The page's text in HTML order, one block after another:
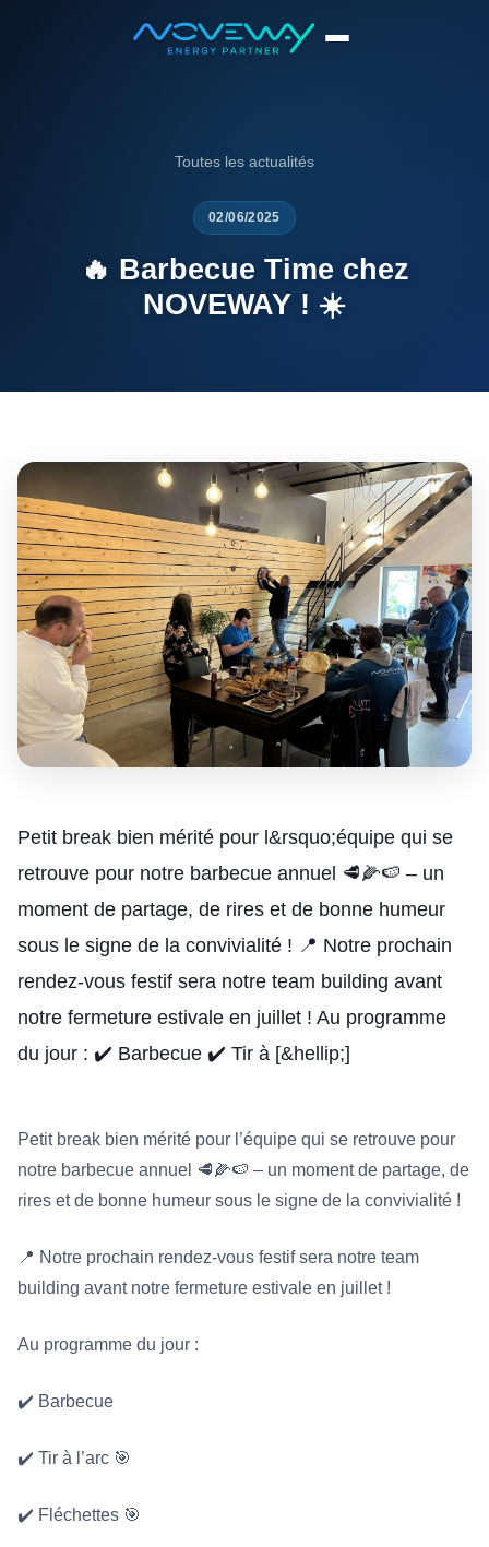
Toutes les actualités
02/06/2025
🔥 Barbecue Time chez
NOVEWAY ! ☀️
Petit break bien mérité pour l&rsquo;équipe qui se
retrouve pour notre barbecue annuel 🥩🌽🍉 – un
moment de partage, de rires et de bonne humeur
sous le signe de la convivialité ! 📍 Notre prochain
rendez-vous festif sera notre team building avant
notre fermeture estivale en juillet ! Au programme
du jour : ✔️ Barbecue ✔️ Tir à [&hellip;]
Petit break bien mérité pour l’équipe qui se retrouve pour
notre barbecue annuel 🥩🌽🍉 – un moment de partage, de
rires et de bonne humeur sous le signe de la convivialité !
📍 Notre prochain rendez-vous festif sera notre team
building avant notre fermeture estivale en juillet !
Au programme du jour :
✔️ Barbecue
✔️ Tir à l’arc 🎯
✔️ Fléchettes 🎯